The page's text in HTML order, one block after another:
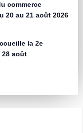
commerce
20 au 21 août 2026
la 2e
28 août